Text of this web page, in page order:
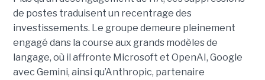
de postes traduisent un recentrage des
investissements. Le groupe demeure pleinement
engagé dans la course aux grands modèles de
langage, où il affronte Microsoft et OpenAI, Google
avec Gemini, ainsi qu’Anthropic, partenaire